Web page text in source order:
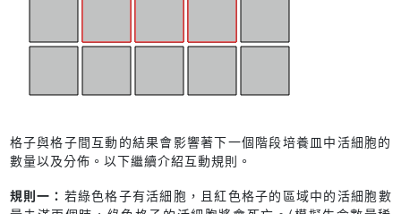
格子與格子間互動的結果會影響著下一個階段培養皿中活細胞的
數量以及分佈。以下繼續介紹互動規則。
規則一： 若綠色格子有活細胞，且紅色格子的區域中的活細胞數